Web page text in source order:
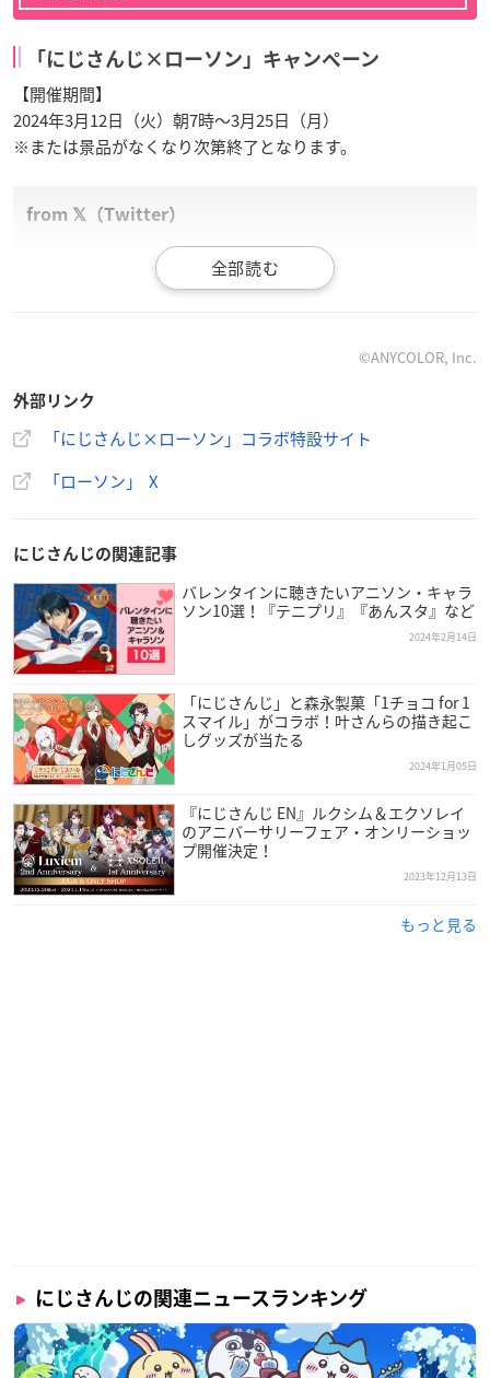
「にじさんじ×ローソン」キャンペーン
【開催期間】
2024年3月12日（火）朝7時～3月25日（月）
※または景品がなくなり次第終了となります。
【予告】3/12(火)朝7時～「にじさんじ
」キャンペーンスタ
ローソン限定オリジナルクリアファイルがもらえます(^^)#
— ローソン (@akiko_lawson)
©ANYCOLOR, Inc.
外部リンク
「にじさんじ×ローソン」コラボ特設サイト
「ローソン」 X
にじさんじの関連記事
バレンタインに聴きたいアニソン・キャラ
ソン10選！『テニプリ』『あんスタ』など
2024年2月14日
「にじさんじ」と森永製菓「1チョコ for 1
スマイル」がコラボ！叶さんらの描き起こ
しグッズが当たる
2024年1月05日
『にじさんじ EN』ルクシム＆エクソレイ
のアニバーサリーフェア・オンリーショッ
プ開催決定！
2023年12月13日
もっと見る
にじさんじの関連ニュースランキング